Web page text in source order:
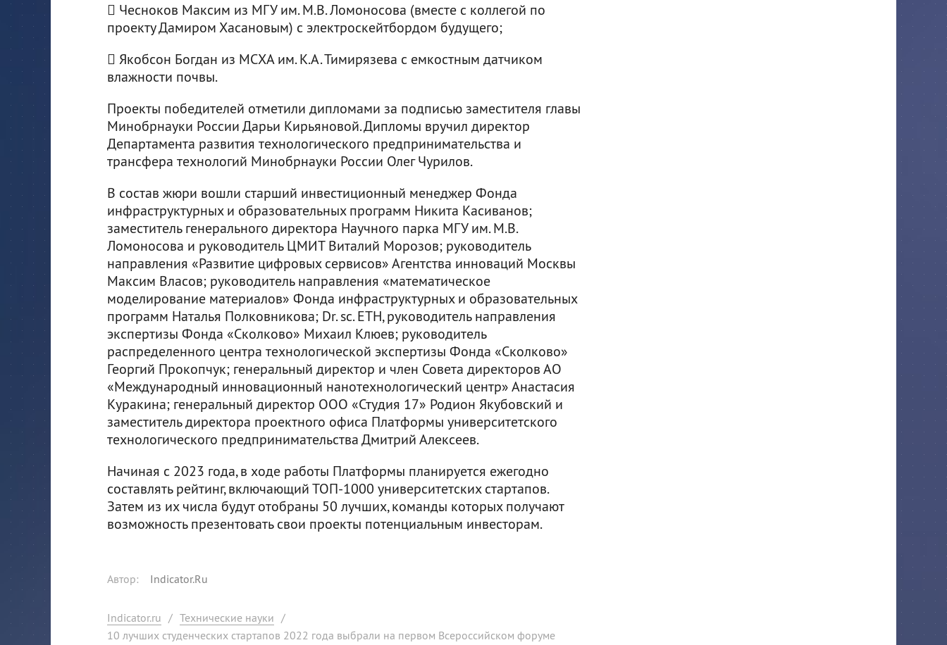
 Чесноков Максим из МГУ им. М.В. Ломоносова (вместе с коллегой по
проекту Дамиром Хасановым) с электроскейтбордом будущего;
 Якобсон Богдан из МСХА им. К.А. Тимирязева с емкостным датчиком
влажности почвы.
Проекты победителей отметили дипломами за подписью заместителя главы
Минобрнауки России Дарьи Кирьяновой. Дипломы вручил директор
Департамента развития технологического предпринимательства и
трансфера технологий Минобрнауки России Олег Чурилов.
В состав жюри вошли старший инвестиционный менеджер Фонда
инфраструктурных и образовательных программ Никита Касиванов;
заместитель генерального директора Научного парка МГУ им. М.В.
Ломоносова и руководитель ЦМИТ Виталий Морозов; руководитель
направления «Развитие цифровых сервисов» Агентства инноваций Москвы
Максим Власов; руководитель направления «математическое
моделирование материалов» Фонда инфраструктурных и образовательных
программ Наталья Полковникова; Dr. sc. ETH, руководитель направления
экспертизы Фонда «Сколково» Михаил Клюев; руководитель
распределенного центра технологической экспертизы Фонда «Сколково»
Георгий Прокопчук; генеральный директор и член Совета директоров АО
«Международный инновационный нанотехнологический центр» Анастасия
Куракина; генеральный директор ООО «Студия 17» Родион Якубовский и
заместитель директора проектного офиса Платформы университетского
технологического предпринимательства Дмитрий Алексеев.
Начиная с 2023 года, в ходе работы Платформы планируется ежегодно
составлять рейтинг, включающий ТОП-1000 университетских стартапов.
Затем из их числа будут отобраны 50 лучших, команды которых получают
возможность презентовать свои проекты потенциальным инвесторам.
Автор: Indicator.Ru
Indicator.ru / Технические науки /
10 лучших студенческих стартапов 2022 года выбрали на первом Всероссийском форуме